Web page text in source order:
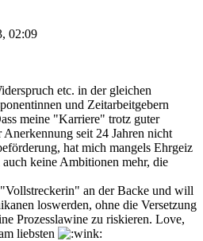
02:09
etc. in der gleichen
und Zeitarbeitgebern
meine "Karriere" trotz guter
seit 24 Jahren nicht
hat mich mangels Ehrgeiz
keine Ambitionen mehr, die
an der Backe und will
loswerden, ohne die Versetzung
Prozesslawine zu riskieren. Love,
liebsten